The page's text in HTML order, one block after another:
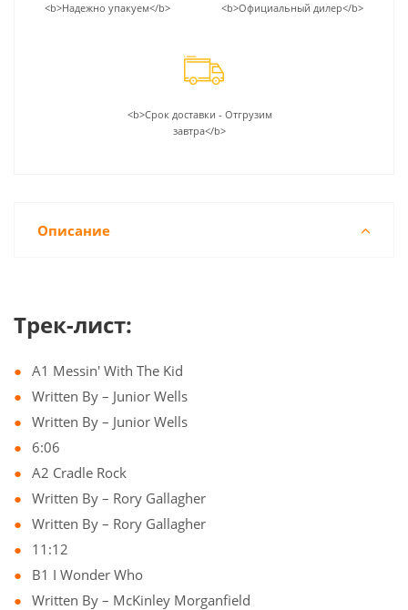
<b>Надежно упакуем</b> <b>Официальный дилер</b>
<b>Срок доставки - Отгрузим
завтра</b>
Описание
Трек-лист:
A1 Messin' With The Kid
Written By – Junior Wells
Written By – Junior Wells
6:06
A2 Cradle Rock
Written By – Rory Gallagher
Written By – Rory Gallagher
11:12
B1 I Wonder Who
Written By – McKinley Morganfield